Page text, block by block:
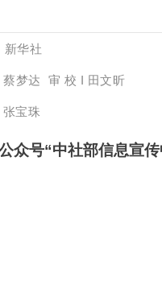
新华社
蔡梦达 审 校 I 田文昕
张宝珠
众号“中社部信息宣传